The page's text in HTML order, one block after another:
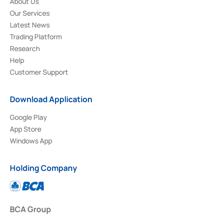
Our Services
Latest News
Trading Platform
Research
Help
Customer Support
Download Application
Google Play
App Store
Windows App
Holding Company
BCA Group